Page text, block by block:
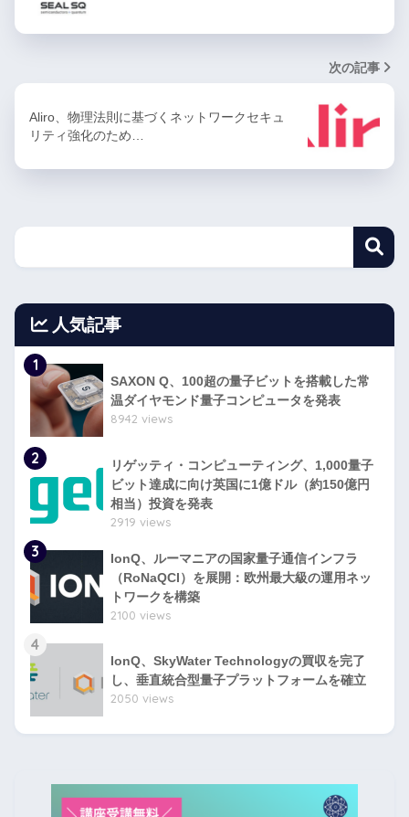
次の記事
Aliro、物理法則に基づくネットワークセキュ
リティ強化のため…
人気記事
1
SAXON Q、100超の量子ビットを搭載した常
温ダイヤモンド量子コンピュータを発表
8942 views
2
リゲッティ・コンピューティング、1,000量子
ビット達成に向け英国に1億ドル（約150億円
相当）投資を発表
2919 views
3
IonQ、ルーマニアの国家量子通信インフラ
（RoNaQCI）を展開：欧州最大級の運用ネッ
トワークを構築
2100 views
4
IonQ、SkyWater Technologyの買収を完了
し、垂直統合型量子プラットフォームを確立
2050 views